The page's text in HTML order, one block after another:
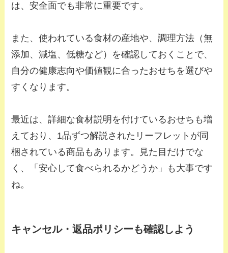
は、安全面でも非常に重要です。
また、使われている食材の産地や、調理方法（無
添加、減塩、低糖など）を確認しておくことで、
自分の健康志向や価値観に合ったおせちを選びや
すくなります。
最近は、詳細な食材説明を付けているおせちも増
えており、1品ずつ解説されたリーフレットが同
梱されている商品もあります。見た目だけでな
く、「安心して食べられるかどうか」も大事です
ね。
キャンセル・返品ポリシーも確認しよう